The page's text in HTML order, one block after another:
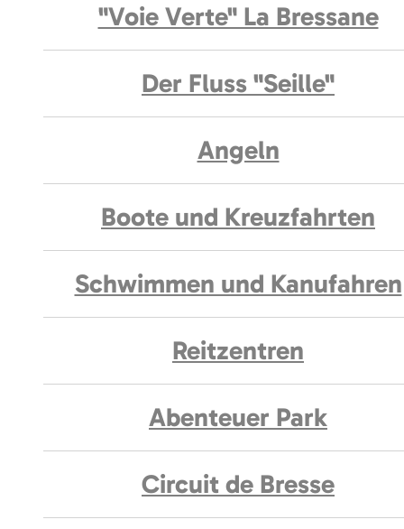
"Voie Verte" La Bressane
Der Fluss "Seille"
Angeln
Boote und Kreuzfahrten
Schwimmen und Kanufahren
Reitzentren
Abenteuer Park
Circuit de Bresse